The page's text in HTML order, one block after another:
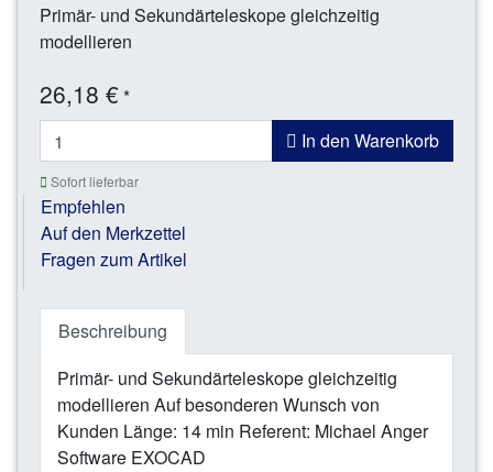
Primär- und Sekundärteleskope gleichzeitig
modellieren
26,18 €*
In den Warenkorb
Sofort lieferbar
Empfehlen
Auf den Merkzettel
Fragen zum Artikel
Beschreibung
Primär- und Sekundärteleskope gleichzeitig
modellieren Auf besonderen Wunsch von
Kunden Länge: 14 min Referent: Michael Anger
Software EXOCAD